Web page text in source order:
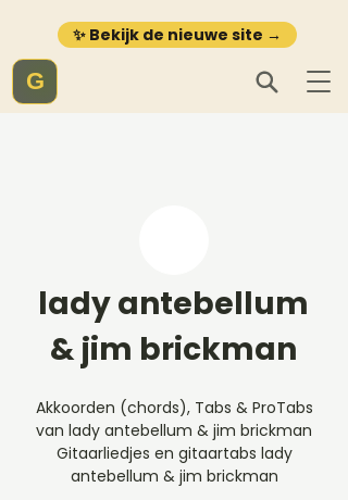
✨ Bekijk de nieuwe site →
G
lady antebellum
& jim brickman
Akkoorden (chords), Tabs & ProTabs
van lady antebellum & jim brickman
Gitaarliedjes en gitaartabs lady
antebellum & jim brickman